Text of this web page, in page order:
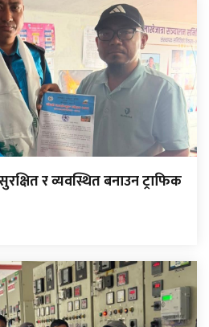
र व्यवस्थित बनाउन ट्राफिक